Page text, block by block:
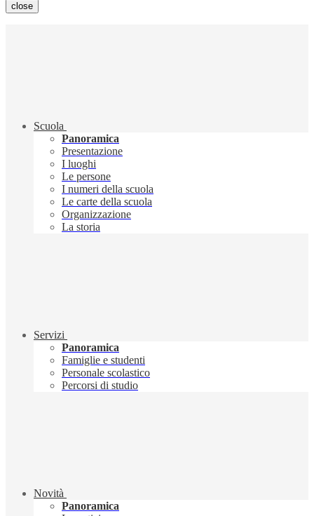
close
Scuola
Panoramica
Presentazione
I luoghi
Le persone
I numeri della scuola
Le carte della scuola
Organizzazione
La storia
Servizi
Panoramica
Famiglie e studenti
Personale scolastico
Percorsi di studio
Novità
Panoramica